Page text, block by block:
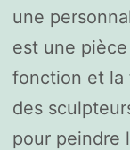
une
est une
fonction et la
des
pour peindre